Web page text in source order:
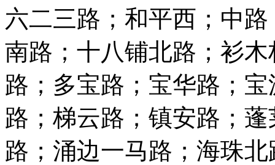
六二三路；和平西；中
南路；十八铺北路；衫
路；多宝路；宝华路；
路；梯云路；镇安路；
路；涌边一马路；海珠